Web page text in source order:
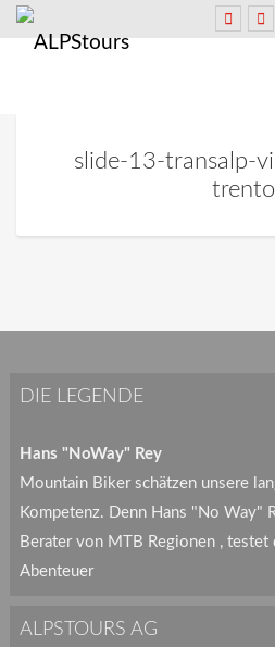
slide-13-transalp-
trento
DIE LEGENDE
Hans "NoWay" Rey
Mountain Biker schätzen unsere
Kompetenz. Denn Hans "No Way"
Berater von MTB Regionen , testet
Abenteuer
ALPSTOURS AG